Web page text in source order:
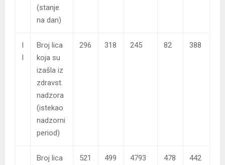
(stanje
na dan)
I
I
Broj lica
koja su
izašla iz
zdravst.
nadzora
(istekao
nadzorni
period)
296 318 245 82 388
Broj lica
521
499
4793
478
442